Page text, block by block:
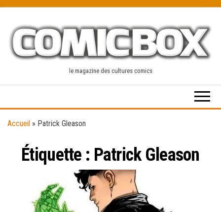
content
le magazine des cultures comics
Accueil » Patrick Gleason
Étiquette : Patrick Gleason